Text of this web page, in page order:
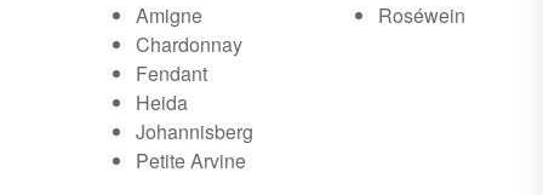
Amigne
Chardonnay
Fendant
Heida
Johannisberg
Petite Arvine
Roséwein